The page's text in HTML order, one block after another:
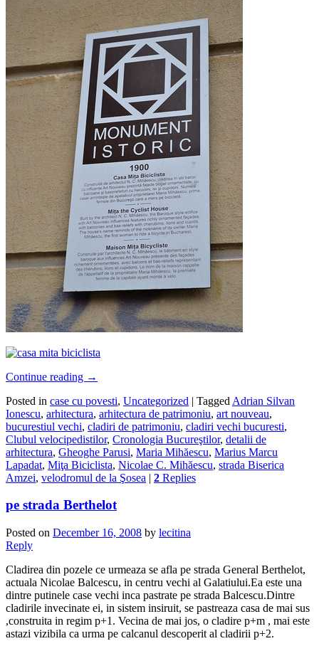
Continue reading →
Posted in case cu povesti, Uncategorized | Tagged Adrian Silvan
Ionescu, arhitectura, arhitectura de patrimoniu, art nouveau,
bucurestiul vechi, cladiri de patrimoniu, cladiri vechi bucuresti,
Clubul velocipedistilor, Cronologia Bucureştilor, detalii de
arhitectura, Gheoghe Parusi, Maria Mihăescu, Marius Marcu
Lapadat, Miţa Biciclista, Nicolae C. Mihăescu, strada Biserica
Amzei, velodromul de la Şosea | 2 Replies
pe strada Berthelot
Posted on December 16, 2008 by lecitina
Reply
Cladirea din pozele ce urmeaza se afla pe strada General Berthelot,
actuala Nicolae Balcescu, in centru vechi al Galatiului.Ea este una
dintre putinele case vechi inca pastrate pe strada Balcescu.Dintre
cladirile invecinate ei, in sistem insiruit, se pastreaza casa de mai sus
,construita in regim p+1. Vecina de mai jos, o cladire p+m , mai este
astazi vizibila ca urma pe calcanul descoperit al cladirii p+2.